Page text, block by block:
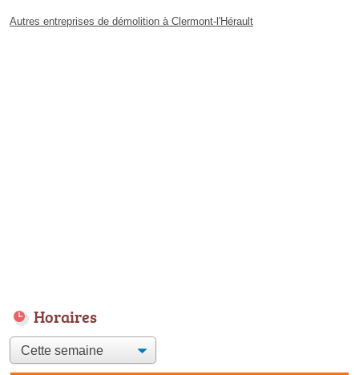
Autres entreprises de démolition à Clermont-l'Hérault
Horaires